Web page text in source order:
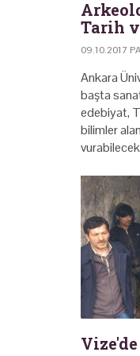
Tarih
09.10.2017
Ankara
başta
edebiyat,
bilimler